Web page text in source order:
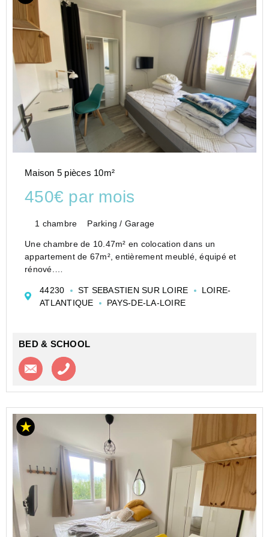
Maison 5 pièces 10m²
450€ par mois
1 chambre Parking / Garage
Une chambre de 10.47m² en colocation dans un
appartement de 67m², entièrement meublé, équipé et
rénové.
équipée, une place de parking et une télé dans ta
chambre. Le tout dans un secteur calme mais pas
44230 ST SEBASTIEN SUR LOIRE
LOIRE-
ATLANTIQUE
PAYS-DE-LA-LOIRE
BED & SCHOOL
Contacter l'agence